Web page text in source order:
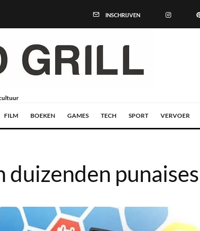
INSCHRIJVEN
FILM BOEKEN GAMES TECH SPORT VERVOER
punaises